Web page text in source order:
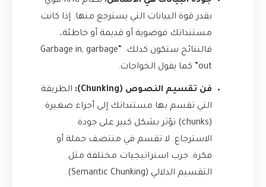
بقدر قوة البيانات التي يسترجع منها. إذا كانت
مستنداتك فوضوية أو قديمة أو خاطئة،
فالنتائج ستكون كذلك. “Garbage in, garbage
out” كما يقول الخواجات.
فن تقسيم النصوص (Chunking):
الطريقة
التي تقسم بها مستنداتك إلى أجزاء صغيرة
(chunks) تؤثر بشكل كبير على جودة
الاسترجاع. لا تقسم في منتصف جملة أو
فكرة. جرب استراتيجيات مختلفة مثل
التقسيم الدلالي (Semantic Chunking).